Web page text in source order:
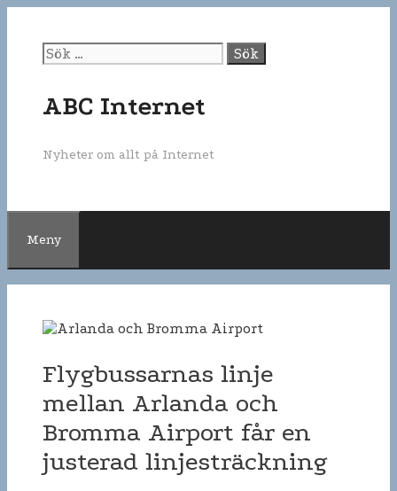
innehåll
Sök
efter:
ABC Internet
Nyheter om allt på Internet
Meny
Flygbussarnas linje
mellan Arlanda och
Bromma Airport får en
justerad linjesträckning